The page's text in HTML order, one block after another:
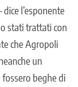
l’esponente
stati trattati con
che Agropoli
un
beghe di